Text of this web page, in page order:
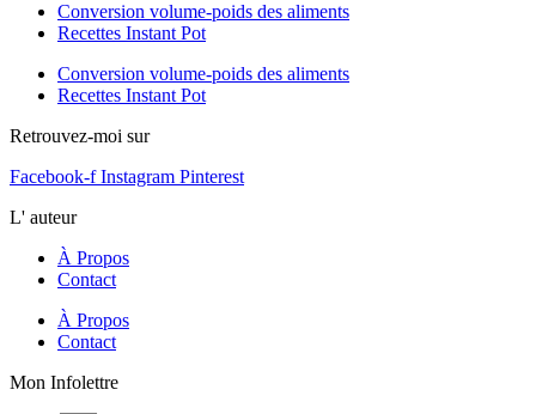
Conversion volume-poids des aliments
Recettes Instant Pot
Conversion volume-poids des aliments
Recettes Instant Pot
Retrouvez-moi sur
Facebook-f Instagram Pinterest
L' auteur
À Propos
Contact
À Propos
Contact
Mon Infolettre